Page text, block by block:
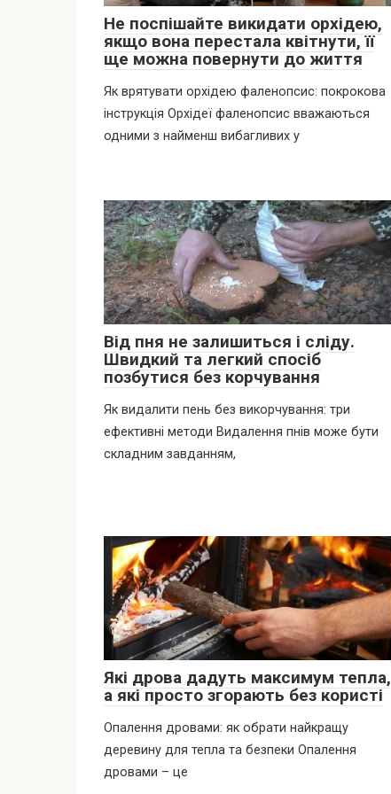
Не поспішайте викидати орхідею,
якщо вона перестала квітнути, її
ще можна повернути до життя
Як врятувати орхідею фаленопсис: покрокова
інструкція Орхідеї фаленопсис вважаються
одними з найменш вибагливих у
Від пня не залишиться і сліду.
Швидкий та легкий спосіб
позбутися без корчування
Як видалити пень без викорчування: три
ефективні методи Видалення пнів може бути
складним завданням,
Які дрова дадуть максимум тепла,
а які просто згорають без користі
Опалення дровами: як обрати найкращу
деревину для тепла та безпеки Опалення
дровами – це